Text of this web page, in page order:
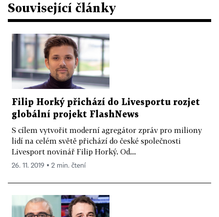
Související články
Filip Horký přichází do Livesportu rozjet
globální projekt FlashNews
S cílem vytvořit moderní agregátor zpráv pro miliony
lidí na celém světě přichází do české společnosti
Livesport novinář Filip Horký. Od...
26. 11. 2019 ▪ 2 min. čtení